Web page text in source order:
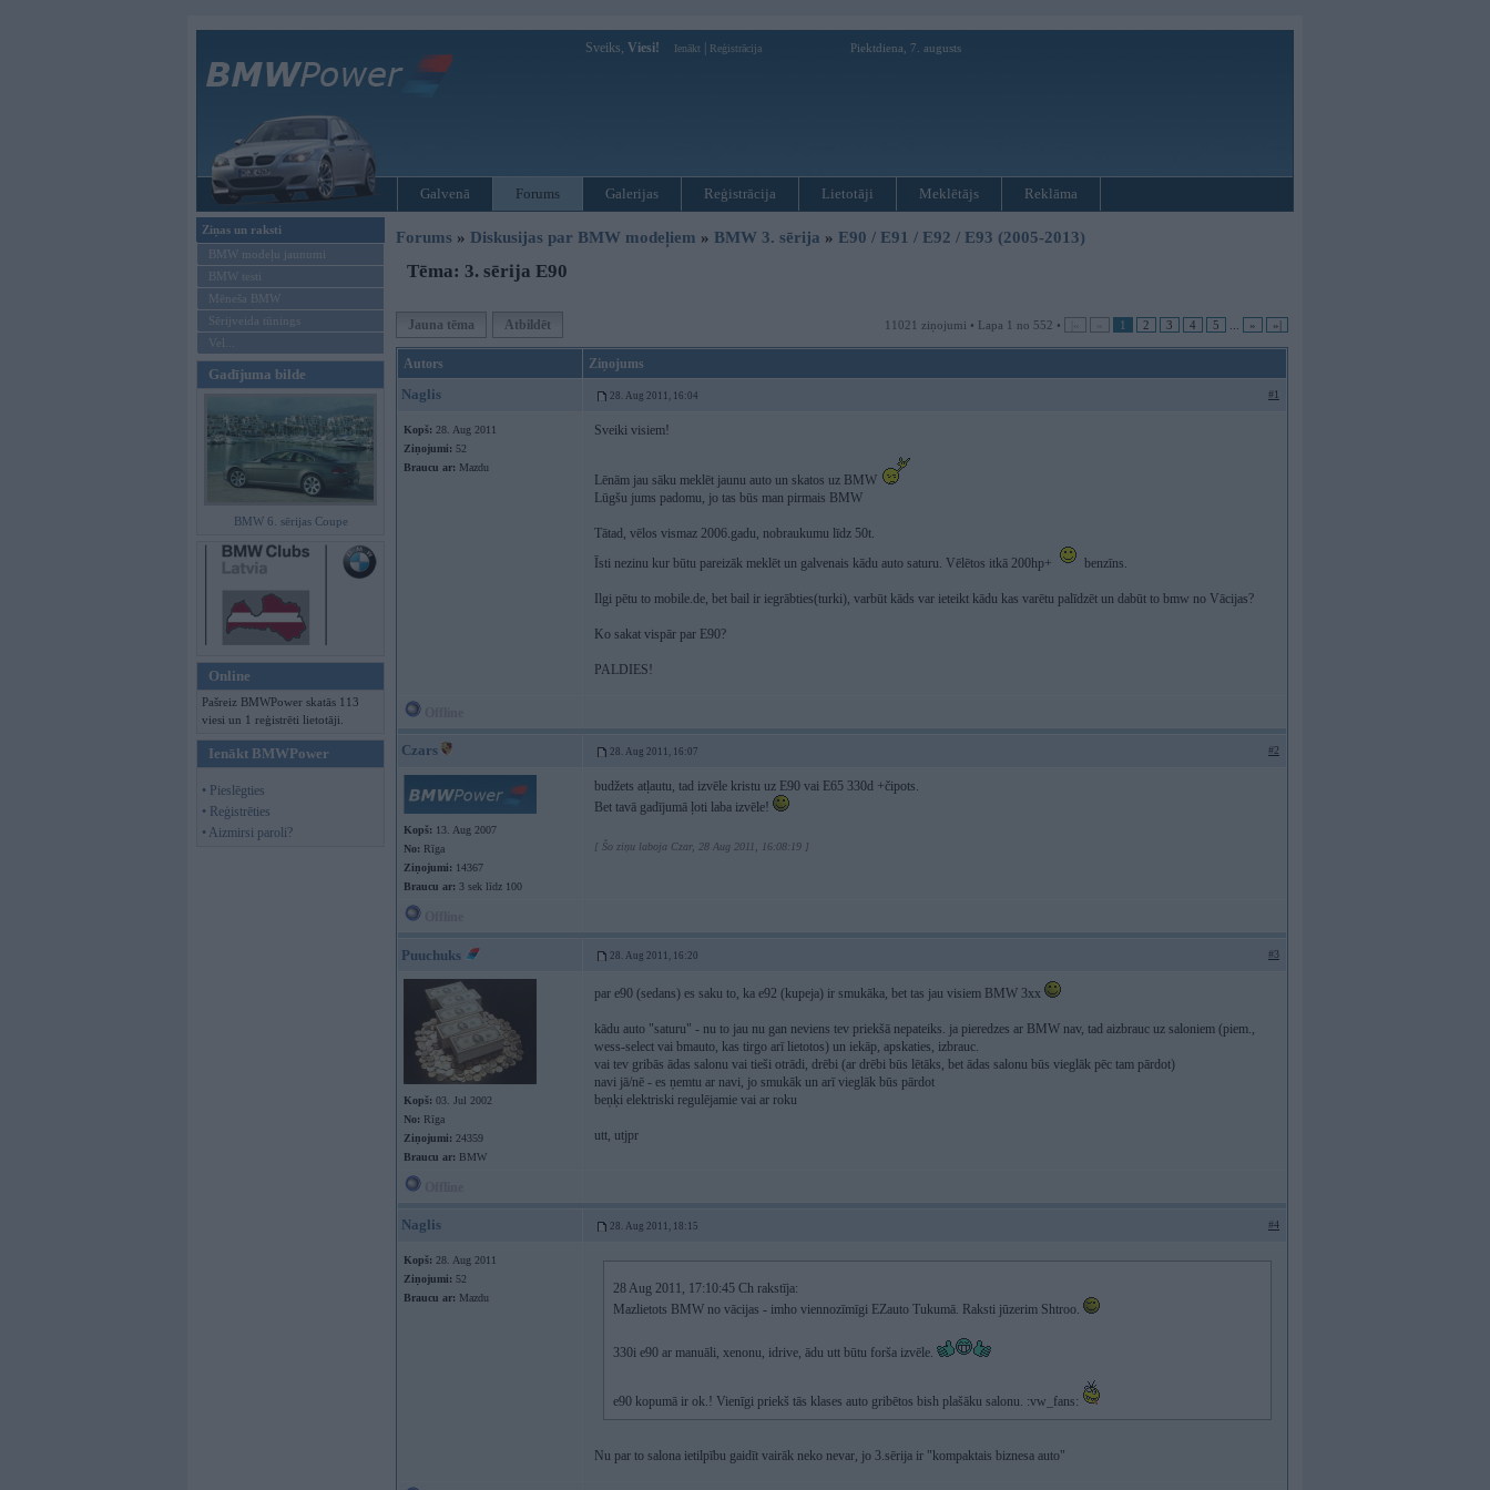
Sveiks, Viesi! Ienākt Reģistrācija Piektdiena, 7. augusts
Galvenā Forums Galerijas Reģistrācija Lietotāji Meklētājs Reklāma
Ziņas un raksti
BMW modeļu jaunumi
BMW testi
Mēneša BMW
Sērijveida tūnings
Vel...
Gadījuma bilde
BMW 6. sērijas Coupe
Online
Pašreiz BMWPower skatās 113
viesi un 1 reģistrēti lietotāji.
Ienākt BMWPower
• Pieslēgties
• Reģistrēties
• Aizmirsi paroli?
Forums » Diskusijas par BMW modeļiem » BMW 3. sērija » E90 / E91 / E92 / E93 (2005-2013)
Tēma: 3. sērija E90
Jauna tēma Atbildēt 11021 ziņojumi • Lapa 1 no 552 • |« « 1 2 3 4 5 » »|
Autors Ziņojums
Naglis 28. Aug 2011, 16:04 #1
Kopš: 28. Aug 2011
Ziņojumi: 52
Braucu ar: Mazdu
Sveiki visiem!
Lēnām jau sāku meklēt jaunu auto un skatos uz BMW
Lūgšu jums padomu, jo tas būs man pirmais BMW
Tātad, vēlos vismaz 2006.gadu, nobraukumu līdz 50t.
Īsti nezinu kur būtu pareizāk meklēt un galvenais kādu auto saturu. Vēlētos itkā 200hp+
benzīns.
Ilgi pētu to mobile.de, bet bail ir iegrābties(turki), varbūt kāds var ieteikt kādu kas varētu palīdzēt un dabūt to bmw no Vācijas?
Ko sakat vispār par E90?
PALDIES!
Czars 28. Aug 2011, 16:07 #2
Kopš: 13. Aug 2007
No: Rīga
Ziņojumi: 14367
Braucu ar: 3 sek līdz 100
budžets atļautu, tad izvēle kristu uz E90 vai E65 330d +čipots.
Bet tavā gadījumā ļoti laba izvēle!
[ Šo ziņu laboja Czar, 28 Aug 2011, 16:08:19 ]
Puuchuks 28. Aug 2011, 16:20 #3
Kopš: 03. Jul 2002
No: Rīga
Ziņojumi: 24359
Braucu ar: BMW
par e90 (sedans) es saku to, ka e92 (kupeja) ir smukāka, bet tas jau visiem BMW 3xx
kādu auto "saturu" - nu to jau nu gan neviens tev priekšā nepateiks. ja pieredzes ar BMW nav, tad aizbrauc uz saloniem (piem.,
wess-select vai bmauto, kas tirgo arī lietotos) un iekāp, apskaties, izbrauc.
vai tev gribās ādas salonu vai tieši otrādi, drēbi (ar drēbi būs lētāks, bet ādas salonu būs vieglāk pēc tam pārdot)
navi jā/nē - es ņemtu ar navi, jo smukāk un arī vieglāk būs pārdot
beņķi elektriski regulējamie vai ar roku
utt, utjpr
Naglis 28. Aug 2011, 18:15 #4
Kopš: 28. Aug 2011
Ziņojumi: 52
Braucu ar: Mazdu
28 Aug 2011, 17:10:45 Ch rakstīja:
Mazlietots BMW no vācijas - imho viennozīmīgi EZauto Tukumā. Raksti jūzerim Shtroo.
330i e90 ar manuāli, xenonu, idrive, ādu utt būtu forša izvēle.
e90 kopumā ir ok.! Vienīgi priekš tās klases auto gribētos bish plašāku salonu. :vw_fans:
Nu par to salona ietilpību gaidīt vairāk neko nevar, jo 3.sērija ir "kompaktais biznesa auto"